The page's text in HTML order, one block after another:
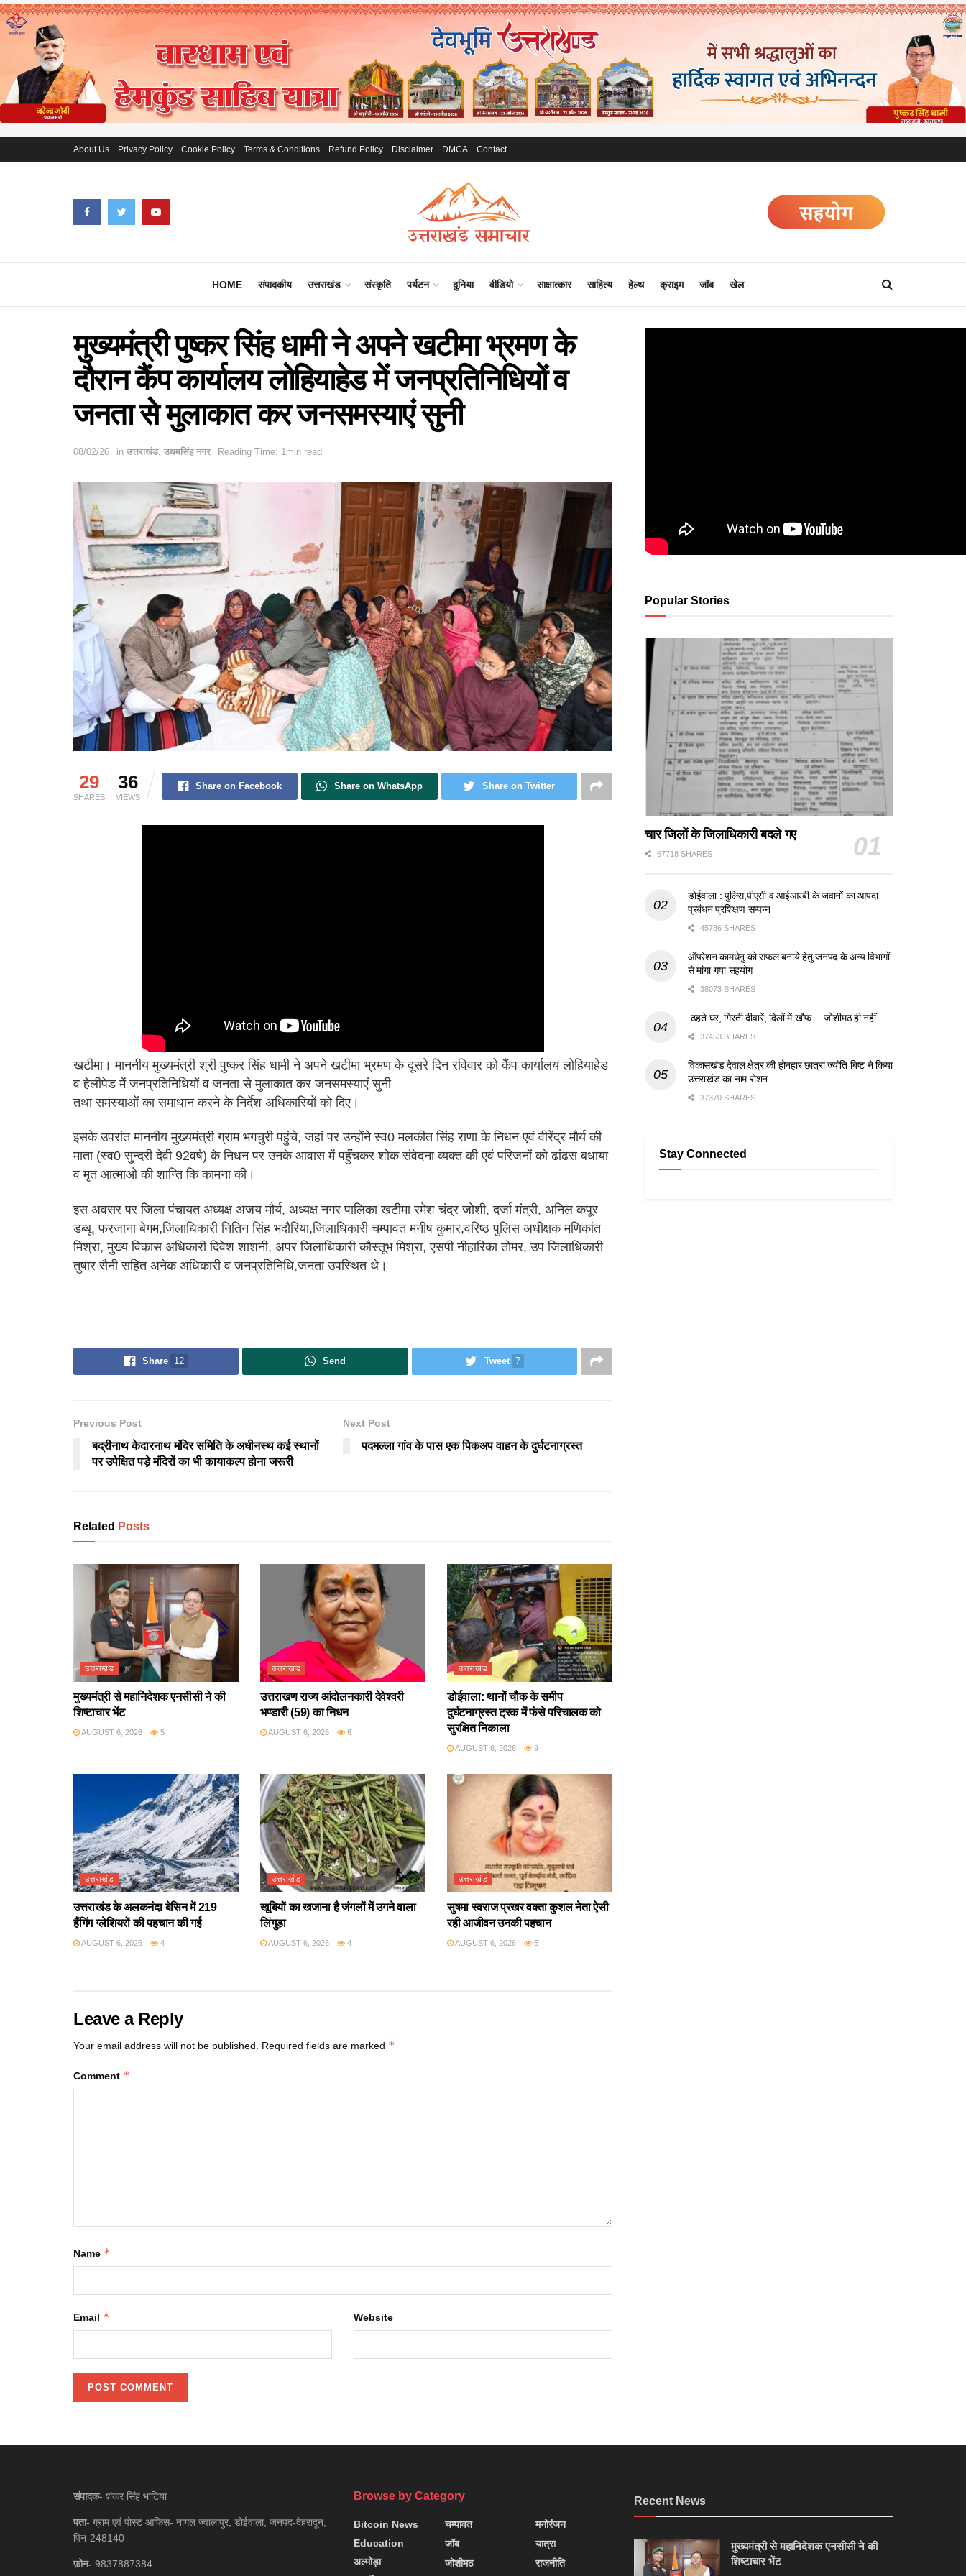
About Us Privacy Policy Cookie Policy Terms & Conditions Refund Policy Disclaimer DMCA Contact
HOME संपादकीय उत्तराखंड संस्कृति पर्यटन दुनिया वीडियो साक्षात्कार साहित्य हेल्थ क्राइम जॉब खेल
मुख्यमंत्री पुष्कर सिंह धामी ने अपने खटीमा भ्रमण के
दौरान कैंप कार्यालय लोहियाहेड में जनप्रतिनिधियों व
जनता से मुलाकात कर जनसमस्याएं सुनी
08/02/26 in उत्तराखंड, उधमसिंह नगर Reading Time: 1min read
29
SHARES
36
VIEWS
Share on Facebook Share on WhatsApp Share on Twitter
खटीमा। माननीय मुख्यमंत्री श्री पुष्कर सिंह धामी ने अपने खटीमा भ्रमण के दूसरे दिन रविवार को कैंप कार्यालय लोहियाहेड
व हेलीपेड में जनप्रतिनिधियों व जनता से मुलाकात कर जनसमस्याएं सुनी
तथा समस्याओं का समाधान करने के निर्देश अधिकारियों को दिए।
इसके उपरांत माननीय मुख्यमंत्री ग्राम भगचुरी पहुंचे, जहां पर उन्होंने स्व0 मलकीत सिंह राणा के निधन एवं वीरेंद्र मौर्य की
माता (स्व0 सुन्दरी देवी 92वर्ष) के निधन पर उनके आवास में पहुँचकर शोक संवेदना व्यक्त की एवं परिजनों को ढांढस बधाया
व मृत आत्माओ की शान्ति कि कामना की।
इस अवसर पर जिला पंचायत अध्यक्ष अजय मौर्य, अध्यक्ष नगर पालिका खटीमा रमेश चंद्र जोशी, दर्जा मंत्री, अनिल कपूर
डब्बू, फरजाना बेगम,जिलाधिकारी नितिन सिंह भदौरिया,जिलाधिकारी चम्पावत मनीष कुमार,वरिष्ठ पुलिस अधीक्षक मणिकांत
मिश्रा, मुख्य विकास अधिकारी दिवेश शाशनी, अपर जिलाधिकारी कौस्तूभ मिश्रा, एसपी नीहारिका तोमर, उप जिलाधिकारी
तुषार सैनी सहित अनेक अधिकारी व जनप्रतिनिधि,जनता उपस्थित थे।
Share 12 Send Tweet 7
Previous Post
बद्रीनाथ केदारनाथ मंदिर समिति के अधीनस्थ कई स्थानों
पर उपेक्षित पड़े मंदिरों का भी कायाकल्प होना जरूरी
Next Post
पदमल्ला गांव के पास एक पिकअप वाहन के दुर्घटनाग्रस्त
Related Posts
उत्तराखंड
मुख्यमंत्री से महानिदेशक एनसीसी ने की
शिष्टाचार भेंट
AUGUST 6, 2026 5
उत्तराखंड
उत्तराखण राज्य आंदोलनकारी देवेश्वरी
भण्डारी (59) का निधन
AUGUST 6, 2026 6
उत्तराखंड
डोईवाला: थानों चौक के समीप
दुर्घटनाग्रस्त ट्रक में फंसे परिचालक को
सुरक्षित निकाला
AUGUST 6, 2026 9
उत्तराखंड
उत्तराखंड के अलकनंदा बेसिन में 219
हैंगिंग ग्लेशियरों की पहचान की गई
AUGUST 6, 2026 4
उत्तराखंड
खूबियों का खजाना है जंगलों में उगने वाला
लिंगुड़ा
AUGUST 6, 2026 4
उत्तराखंड
सुषमा स्वराज प्रखर वक्ता कुशल नेता ऐसी
रही आजीवन उनकी पहचान
AUGUST 6, 2026 5
Leave a Reply
Your email address will not be published. Required fields are marked *
Comment *
Name *
Email * Website
Popular Stories
चार जिलों के जिलाधिकारी बदले गए
67718 SHARES
डोईवाला : पुलिस,पीएसी व आईआरबी के जवानों का आपदा
प्रबंधन प्रशिक्षण सम्पन्न
45786 SHARES
ऑपरेशन कामधेनु को सफल बनाये हेतु जनपद के अन्य विभागों
से मांगा गया सहयोग
38073 SHARES
ढहते घर, गिरती दीवारें, दिलों में खौफ… जोशीमठ ही नहीं
37453 SHARES
विकासखंड देवाल क्षेत्र की होनहार छात्रा ज्योति बिष्ट ने किया
उत्तराखंड का नाम रोशन
37370 SHARES
Stay Connected
संपादक- शंकर सिंह भाटिया
पता- ग्राम एवं पोस्ट आफिस- नागल ज्वालापुर, डोईवाला, जनपद-देहरादून,
पिन-248140
फ़ोन- 9837887384
Browse by Category
Bitcoin News
Education
अल्मोड़ा
चम्पावत
जॉब
जोशीमठ
मनोरंजन
यात्रा
राजनीति
Recent News
मुख्यमंत्री से महानिदेशक एनसीसी ने की
शिष्टाचार भेंट